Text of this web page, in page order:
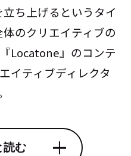
ち上げるというタイ
のクリエイティブの
Locatone』のコンテ
イティブディレクタ
読む